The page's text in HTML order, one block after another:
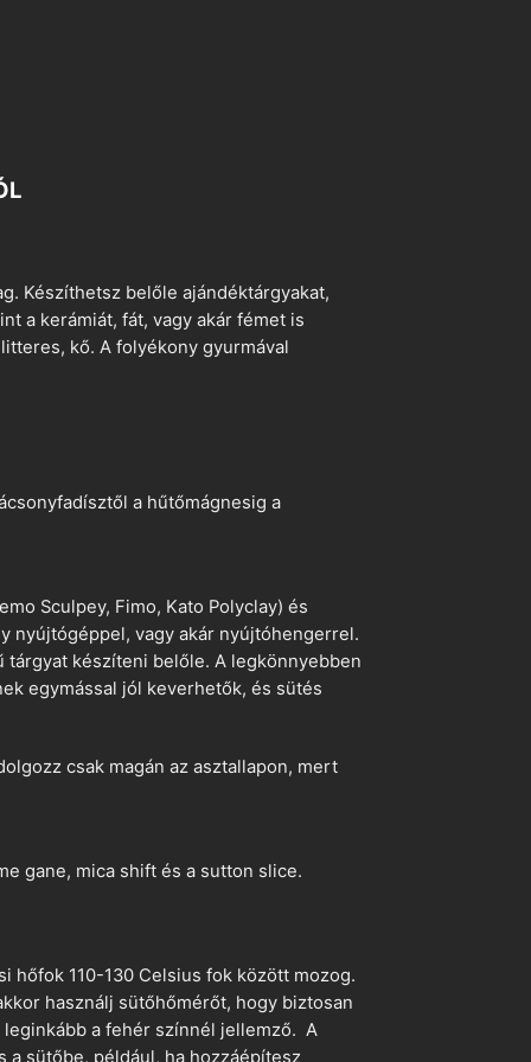
Készíthetsz belőle ajándéktárgyakat,
a kerámiát, fát, vagy akár fémet is
kő. A folyékony gyurmával
a hűtőmágnesig a
Sculpey, Fimo, Kato Polyclay) és
nyújtógéppel, vagy akár nyújtóhengerrel.
készíteni belőle. A legkönnyebben
egymással jól keverhetők, és sütés
csak magán az asztallapon, mert
gane, mica shift és a sutton slice.
hőfok 110-130 Celsius fok között mozog.
használj sütőhőmérőt, hogy biztosan
a fehér színnél jellemző. A
a sütőbe, például, ha hozzáépítesz